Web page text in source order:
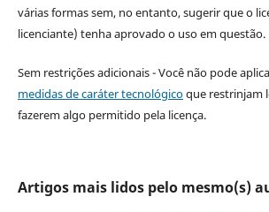
várias formas sem, no entanto, sugerir que o
licenciante) tenha aprovado o uso em questão.
Sem restrições adicionais - Você não pode
medidas de caráter tecnológicoque restrinjam
fazerem algo permitido pela licença.
Artigos mais lidos pelo mesmo(s)